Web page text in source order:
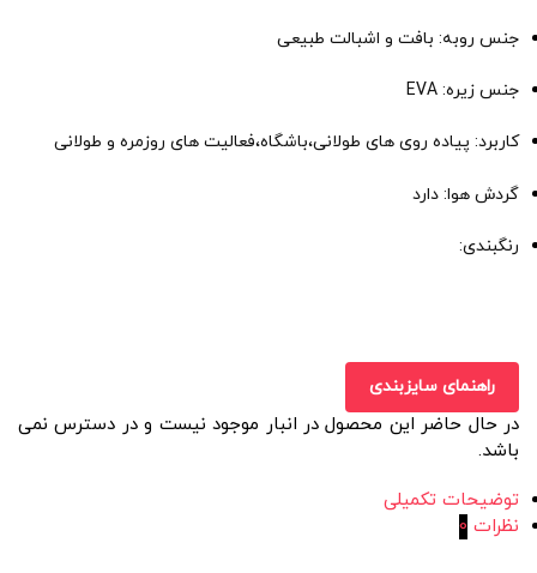
جنس روبه: بافت و اشبالت طبیعی
جنس زیره: EVA
کاربرد: پیاده روی های طولانی،باشگاه،فعالیت های روزمره و طولانی
گردش هوا: دارد
رنگبندی:
راهنمای سایزبندی
در حال حاضر این محصول در انبار موجود نیست و در دسترس نمی
باشد.
توضیحات تکمیلی
نظرات 0